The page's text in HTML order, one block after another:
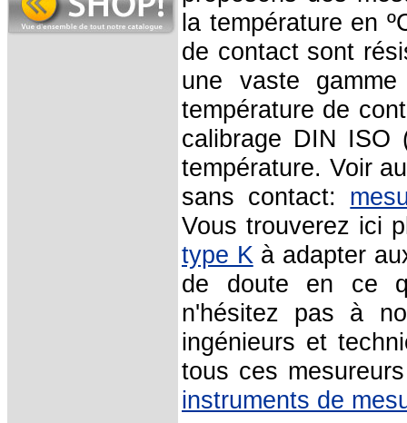
la température en
de contact sont
une vaste
température de
calibrage DIN ISO
température. Voir
sans contact:
Vous trouverez ici
type K à adapter
de doute en ce
n'hésitez pas à
ingénieurs et
tous ces
instruments de